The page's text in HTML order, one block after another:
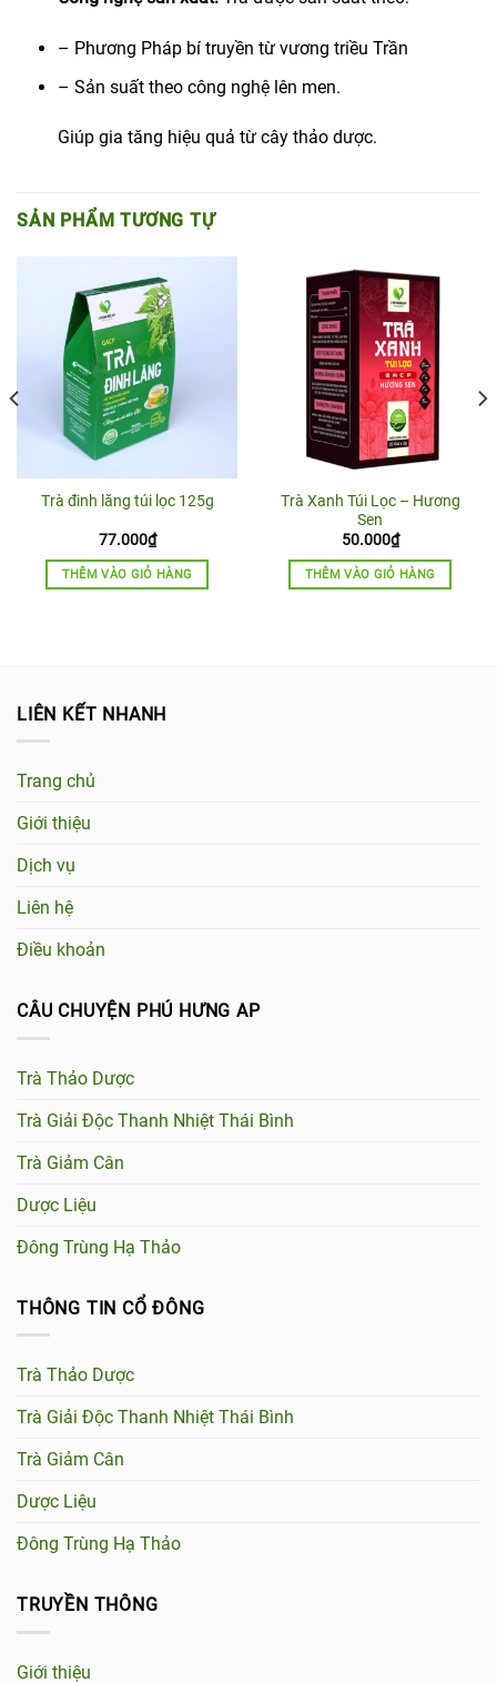
– Phương Pháp bí truyền từ vương triều Trần
– Sản suất theo công nghệ lên men.
Giúp gia tăng hiệu quả từ cây thảo dược.
SẢN PHẨM TƯƠNG TỰ
Trà đinh lăng túi lọc 125g
77.000₫
THÊM VÀO GIỎ HÀNG
Trà Xanh Túi Lọc – Hương
Sen
50.000₫
THÊM VÀO GIỎ HÀNG
LIÊN KẾT NHANH
Trang chủ
Giới thiệu
Dịch vụ
Liên hệ
Điều khoản
CÂU CHUYỆN PHÚ HƯNG AP
Trà Thảo Dược
Trà Giải Độc Thanh Nhiệt Thái Bình
Trà Giảm Cân
Dược Liệu
Đông Trùng Hạ Thảo
THÔNG TIN CỔ ĐÔNG
Trà Thảo Dược
Trà Giải Độc Thanh Nhiệt Thái Bình
Trà Giảm Cân
Dược Liệu
Đông Trùng Hạ Thảo
TRUYỀN THÔNG
Giới thiệu